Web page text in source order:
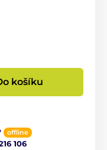
košíku
offline
106